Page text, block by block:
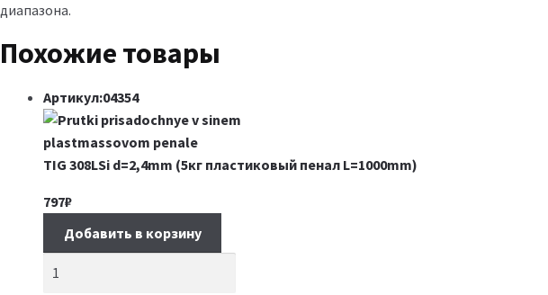
диапазона.
Похожие товары
Артикул:04354
TIG 308LSi d=2,4mm (5кг пластиковый пенал L=1000mm)
797₽
Добавить в корзину